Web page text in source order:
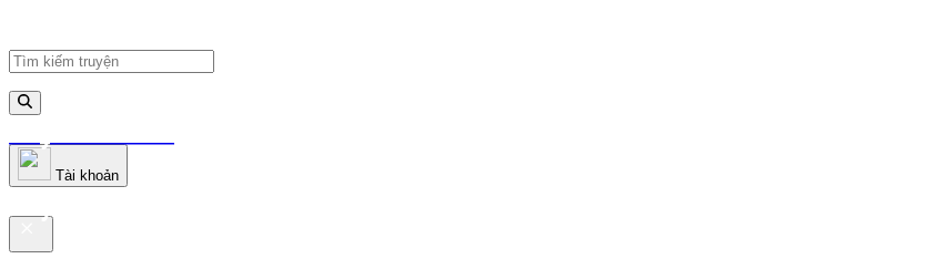
truyenfullz.com
Tài khoản
truyenfullz.com